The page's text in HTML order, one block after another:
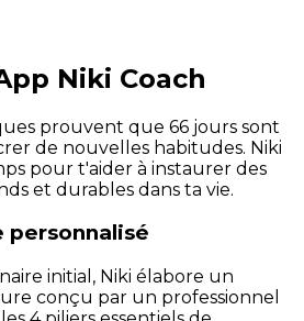
Niki Coach
prouvent que 66 jours sont
de nouvelles habitudes. Niki
pour t'aider à instaurer des
et durables dans ta vie.
personnalisé
initial, Niki élabore un
conçu par un professionnel